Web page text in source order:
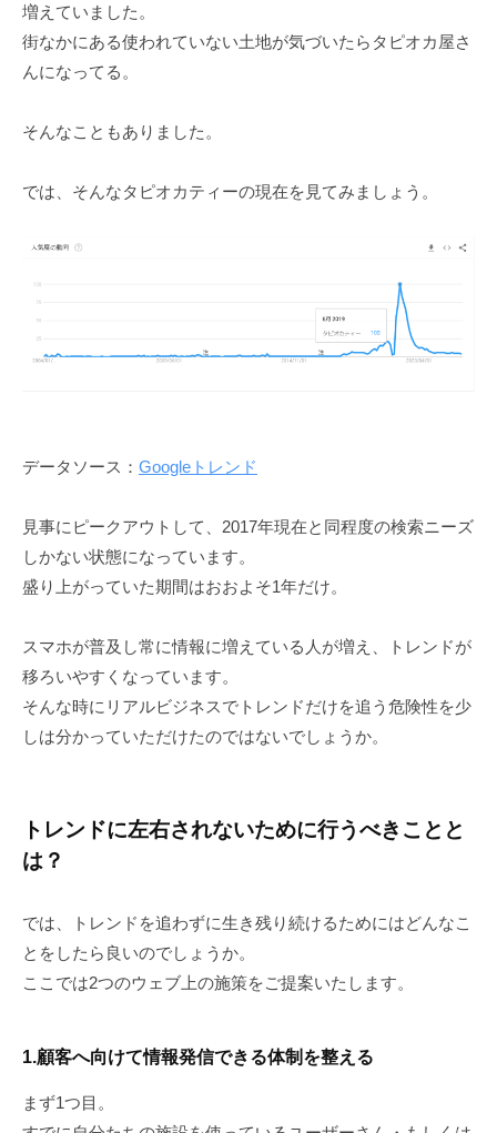
増えていました。
街なかにある使われていない土地が気づいたらタピオカ屋さ
んになってる。
そんなこともありました。
では、そんなタピオカティーの現在を見てみましょう。
データソース： Googleトレンド
見事にピークアウトして、2017年現在と同程度の検索ニーズ
しかない状態になっています。
盛り上がっていた期間はおおよそ1年だけ。
スマホが普及し常に情報に増えている人が増え、トレンドが
移ろいやすくなっています。
そんな時にリアルビジネスでトレンドだけを追う危険性を少
しは分かっていただけたのではないでしょうか。
トレンドに左右されないために行うべきことと
は？
では、トレンドを追わずに生き残り続けるためにはどんなこ
とをしたら良いのでしょうか。
ここでは2つのウェブ上の施策をご提案いたします。
1.顧客へ向けて情報発信できる体制を整える
まず1つ目。